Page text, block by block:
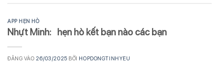
APP HẸN HÒ
Nhựt Minh: hẹn hò kết bạn nào các bạn
ĐĂNG VÀO 26/03/2025 BỞI HOPDONGTINHYEU